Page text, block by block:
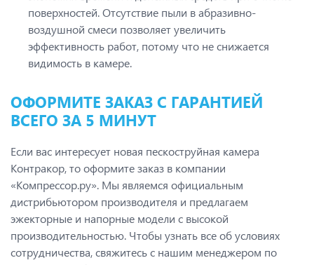
поверхностей. Отсутствие пыли в абразивно-
воздушной смеси позволяет увеличить
эффективность работ, потому что не снижается
видимость в камере.
ОФОРМИТЕ ЗАКАЗ С ГАРАНТИЕЙ
ВСЕГО ЗА 5 МИНУТ
Если вас интересует новая пескоструйная камера
Контракор, то оформите заказ в компании
«Компрессор.ру». Мы являемся официальным
дистрибьютором производителя и предлагаем
эжекторные и напорные модели с высокой
производительностью. Чтобы узнать все об условиях
сотрудничества, свяжитесь с нашим менеджером по